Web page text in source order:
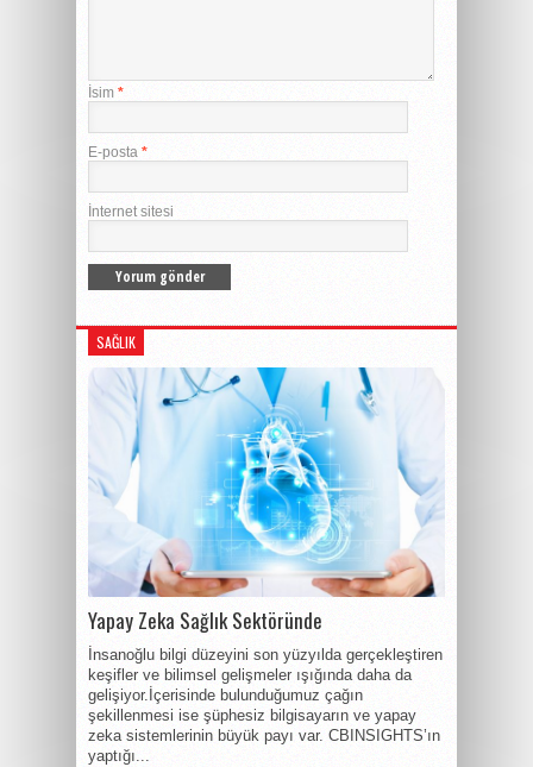
İsim *
E-posta *
İnternet sitesi
SAĞLIK
Yapay Zeka Sağlık Sektöründe
İnsanoğlu bilgi düzeyini son yüzyılda gerçekleştiren
keşifler ve bilimsel gelişmeler ışığında daha da
gelişiyor.İçerisinde bulunduğumuz çağın
şekillenmesi ise şüphesiz bilgisayarın ve yapay
zeka sistemlerinin büyük payı var. CBINSIGHTS’ın
yaptığı...